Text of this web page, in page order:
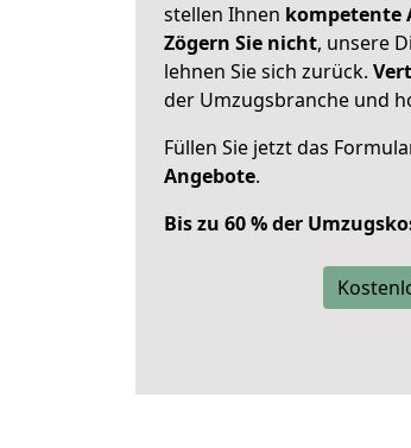
stellen Ihnen kompetente
Zögern Sie nicht, unsere
lehnen Sie sich zurück.
der Umzugsbranche und
Füllen Sie jetzt das
Angebote.
Bis zu 60 % der